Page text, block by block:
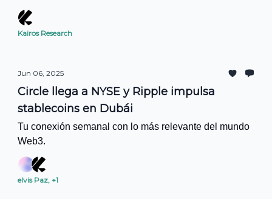
semana.
Kairos Research
Jun 06, 2025
Circle llega a NYSE y Ripple impulsa
stablecoins en Dubái
Tu conexión semanal con lo más relevante del mundo
Web3.
elvis Paz, +1